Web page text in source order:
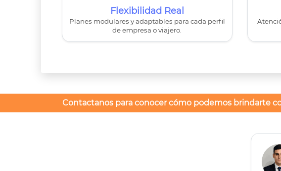
Flexibilidad Real
Planes modulares y adaptables para cada perfil
de empresa o viajero.
Contactanos para conocer cómo podemos brindarte